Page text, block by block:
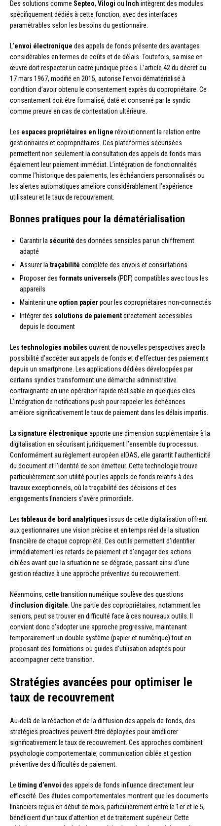
Des solutions comme Septeo, Vilogi ou Inch intègrent des modules
spécifiquement dédiés à cette fonction, avec des interfaces
paramétrables selon les besoins du gestionnaire.
L’envoi électronique des appels de fonds présente des avantages
considérables en termes de coûts et de délais. Toutefois, sa mise en
œuvre doit respecter un cadre juridique précis. L’article 42 du décret du
17 mars 1967, modifié en 2015, autorise l’envoi dématérialisé à
condition d’avoir obtenu le consentement exprès du copropriétaire. Ce
consentement doit être formalisé, daté et conservé par le syndic
comme preuve en cas de contestation ultérieure.
Les espaces propriétaires en ligne révolutionnent la relation entre
gestionnaires et copropriétaires. Ces plateformes sécurisées
permettent non seulement la consultation des appels de fonds mais
également leur paiement immédiat. L’intégration de fonctionnalités
comme l’historique des paiements, les échéanciers personnalisés ou
les alertes automatiques améliore considérablement l’expérience
utilisateur et le taux de recouvrement.
Bonnes pratiques pour la dématérialisation
Garantir la sécurité des données sensibles par un chiffrement
adapté
Assurer latraçabilité complète des envois et consultations
Proposer des formats universels (PDF) compatibles avec tous les
appareils
Maintenir une option papierpour les copropriétaires non-connectés
Intégrer des solutions de paiementdirectement accessibles
depuis le document
Les technologies mobiles ouvrent de nouvelles perspectives avec la
possibilité d’accéder aux appels de fonds et d’effectuer des paiements
depuis un smartphone. Les applications dédiées développées par
certains syndics transforment une démarche administrative
contraignante en une opération rapide réalisable en quelques clics.
L’intégration de notifications push pour rappeler les échéances
améliore significativement le taux de paiement dans les délais impartis.
La signature électronique apporte une dimension supplémentaire à la
digitalisation en sécurisant juridiquement l’ensemble du processus.
Conformément au règlement européen eIDAS, elle garantit l’authenticité
du document et l’identité de son émetteur. Cette technologie trouve
particulièrement son utilité pour les appels de fonds relatifs à des
travaux exceptionnels, où la traçabilité des décisions et des
engagements financiers s’avère primordiale.
Les tableaux de bord analytiques issus de cette digitalisation offrent
aux gestionnaires une vision précise et en temps réel de la situation
financière de chaque copropriété. Ces outils permettent d’identifier
immédiatement les retards de paiement et d’engager des actions
ciblées avant que la situation ne se dégrade, passant ainsi d’une
gestion réactive à une approche préventive du recouvrement.
Néanmoins, cette transition numérique soulève des questions
d’inclusion digitale. Une partie des copropriétaires, notamment les
seniors, peut se trouver en difficulté face à ces nouveaux outils. Il
convient donc d’adopter une approche progressive, maintenant
temporairement un double système (papier et numérique) tout en
proposant des formations ou guides d’utilisation adaptés pour
accompagner cette transition.
Stratégies avancées pour optimiser le
taux de recouvrement
Au-delà de la rédaction et de la diffusion des appels de fonds, des
stratégies proactives peuvent être déployées pour améliorer
significativement le taux de recouvrement. Ces approches combinent
psychologie comportementale, communication ciblée et gestion
préventive des difficultés de paiement.
Le timing d’envoi des appels de fonds influence directement leur
efficacité. Des études comportementales montrent que les documents
financiers reçus en début de mois, particulièrement entre le 1er et le 5,
bénéficient d’un taux d’attention et de traitement supérieur. Cette